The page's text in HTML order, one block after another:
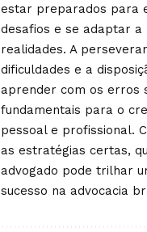
estar preparados para
desafios e se adaptar a
realidades. A
dificuldades e a
aprender com os erros
fundamentais para o
pessoal e profissional.
as estratégias certas,
advogado pode trilhar
sucesso na advocacia